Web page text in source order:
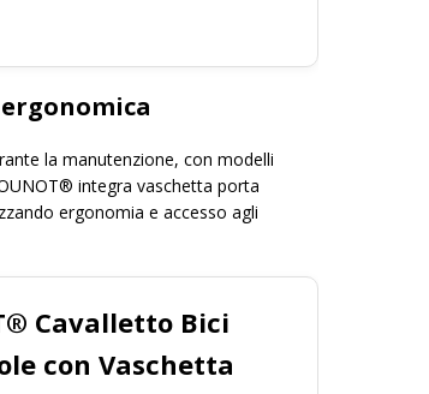
la manutenzione, con modelli
integra vaschetta porta
ergonomia e accesso agli
Cavalletto Bici
con Vaschetta